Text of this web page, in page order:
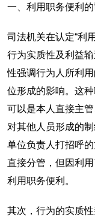
一、利用职务便利
司法机关在认定“利
行为实质性及利益
性强调行为人所利
位形成的影响。这
可以是本人直接主
对其他人员形成的
单位负责人打招呼
直接分管，但因利
利用职务便利。
其次，行为的实质